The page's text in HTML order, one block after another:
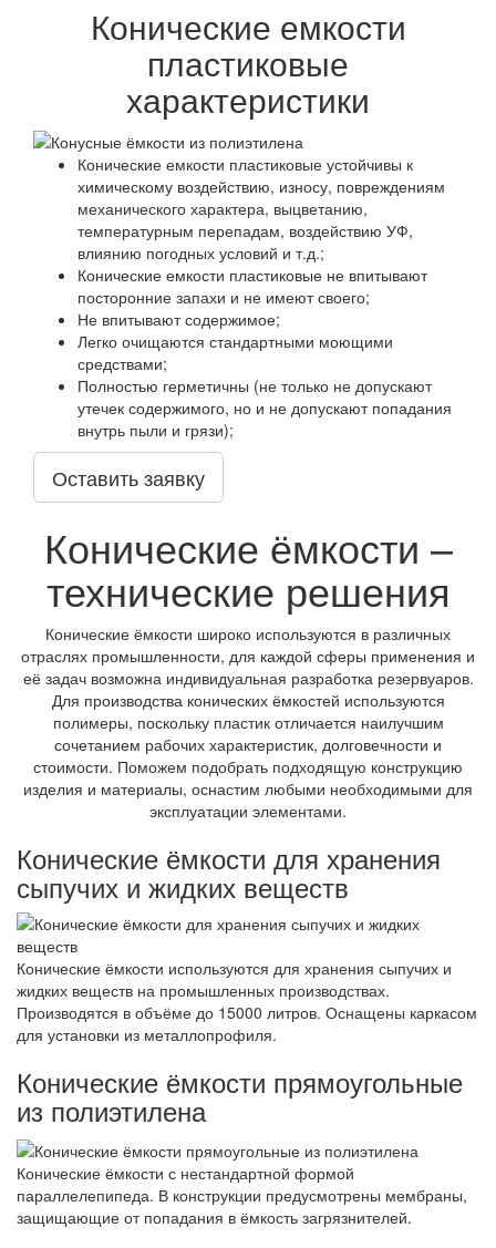
Конические емкости
пластиковые
характеристики
Конические емкости пластиковые устойчивы к
химическому воздействию, износу, повреждениям
механического характера, выцветанию,
температурным перепадам, воздействию УФ,
влиянию погодных условий и т.д.;
Конические емкости пластиковые не впитывают
посторонние запахи и не имеют своего;
Не впитывают содержимое;
Легко очищаются стандартными моющими
средствами;
Полностью герметичны (не только не допускают
утечек содержимого, но и не допускают попадания
внутрь пыли и грязи);
Оставить заявку
Конические ёмкости –
технические решения
Конические ёмкости широко используются в различных
отраслях промышленности, для каждой сферы применения и
её задач возможна индивидуальная разработка резервуаров.
Для производства конических ёмкостей используются
полимеры, поскольку пластик отличается наилучшим
сочетанием рабочих характеристик, долговечности и
стоимости. Поможем подобрать подходящую конструкцию
изделия и материалы, оснастим любыми необходимыми для
эксплуатации элементами.
Конические ёмкости для хранения
сыпучих и жидких веществ
Конические ёмкости используются для хранения сыпучих и
жидких веществ на промышленных производствах.
Производятся в объёме до 15000 литров. Оснащены каркасом
для установки из металлопрофиля.
Конические ёмкости прямоугольные
из полиэтилена
Конические ёмкости с нестандартной формой
параллелепипеда. В конструкции предусмотрены мембраны,
защищающие от попадания в ёмкость загрязнителей.